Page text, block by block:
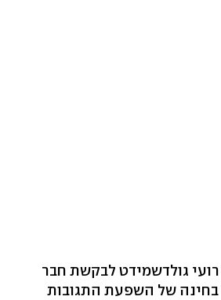
גולדשמידט לבקשת חבר
בחינה של השפעת התגובות